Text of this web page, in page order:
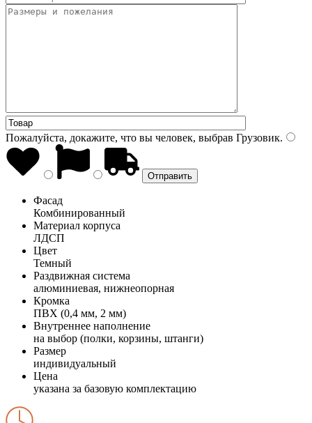
Пожалуйста, докажите, что вы человек, выбрав Грузовик.
Фасад
Комбинированный
Материал корпуса
ЛДСП
Цвет
Темный
Раздвижная система
алюминиевая, нижнеопорная
Кромка
ПВХ (0,4 мм, 2 мм)
Внутреннее наполнение
на выбор (полки, корзины, штанги)
Размер
индивидуальный
Цена
указана за базовую комплектацию